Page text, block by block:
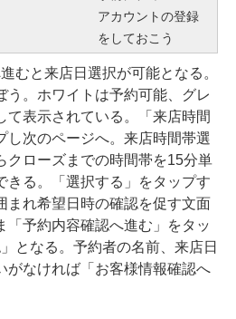
アカウントの登録
をしておこう
むと来店日選択が可能となる。
う。ホワイトは予約可能、グレ
て表示されている。「来店時間
し次のページへ。来店時間帯選
クローズまでの時間帯を15分単
きる。「選択する」をタップす
まれ希望日時の確認を促す文面
「予約内容確認へ進む」をタッ
となる。予約者の名前、来店日
がなければ「お客様情報確認へ